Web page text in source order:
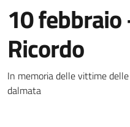
10 febbraio
Ricordo
Dettagli della
In memoria delle vittime
dalmata